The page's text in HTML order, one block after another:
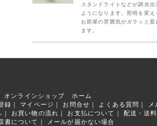
スタンドライトなどが調光出
ようになります。照明を変え
お部屋の雰囲気がガラッと変
ます。
オンラインショップ ホーム
録｜ マイページ｜ お問合せ｜ よくある質問 ｜
お買い物の流れ｜ お支払について｜
配送・送
書について｜ メールが届かない場合